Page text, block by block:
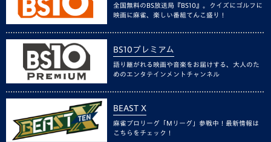
全国無料のBS放送局『BS10』。クイズにゴルフに
映画に麻雀、楽しい番組てんこ盛り！
BS10プレミアム
語り継がれる映画や音楽をお届けする、大人のた
めのエンタテインメントチャンネル
BEAST X
麻雀プロリーグ「Mリーグ」参戦中！最新情報は
こちらをチェック！